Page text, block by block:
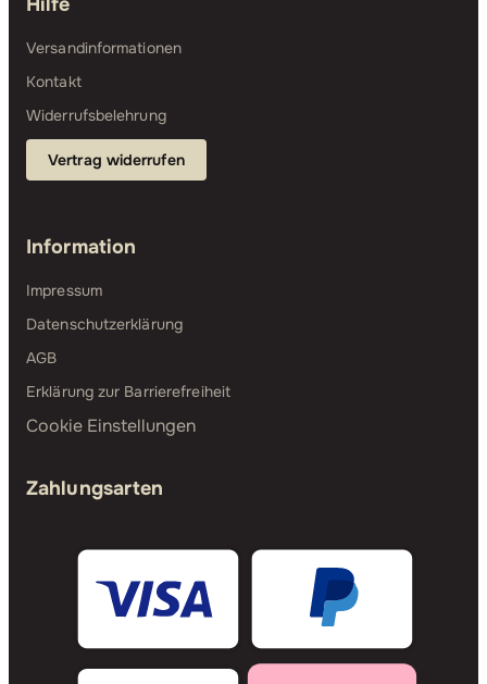
Versandinformationen
Kontakt
Widerrufsbelehrung
Vertrag widerrufen
Information
Impressum
Datenschutzerklärung
AGB
Erklärung zur Barrierefreiheit
Cookie Einstellungen
Zahlungsarten